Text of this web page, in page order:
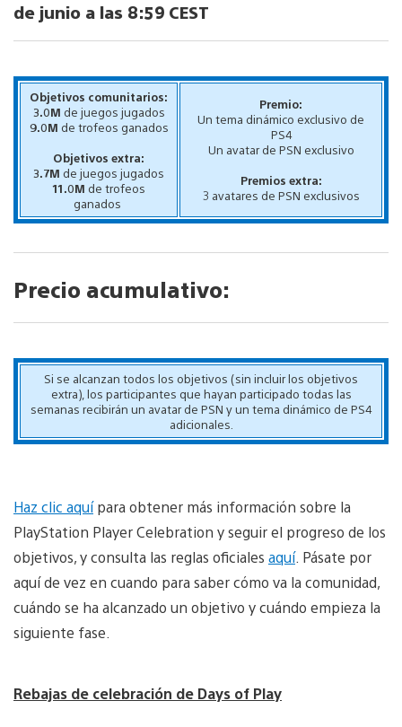
de junio a las 8:59 CEST
Objetivos comunitarios:
3.0M de juegos jugados
9.0M de trofeos ganados
Objetivos extra:
3.7M de juegos jugados
11.0M de trofeos
ganados
Premio:
Un tema dinámico exclusivo de
PS4
Un avatar de PSN exclusivo
Premios extra:
3 avatares de PSN exclusivos
Precio acumulativo:
Si se alcanzan todos los objetivos (sin incluir los objetivos
extra), los participantes que hayan participado todas las
semanas recibirán un avatar de PSN y un tema dinámico de PS4
adicionales.
Haz clic aquípara obtener más información sobre la
PlayStation Player Celebration y seguir el progreso de los
objetivos, y consulta las reglas oficiales aquí. Pásate por
aquí de vez en cuando para saber cómo va la comunidad,
cuándo se ha alcanzado un objetivo y cuándo empieza la
siguiente fase.
Rebajas de celebración de Days of Play